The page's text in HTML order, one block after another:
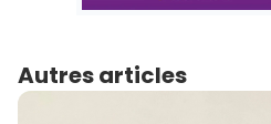
Autres articles